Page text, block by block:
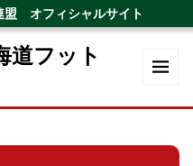
オフィシャルサイト